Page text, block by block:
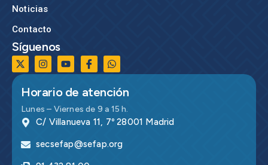
Noticias
Contacto
Síguenos
Horario de atención
Lunes – Viernes de 9 a 15 h.
C/ Villanueva 11, 7º 28001 Madrid
secsefap@sefap.org